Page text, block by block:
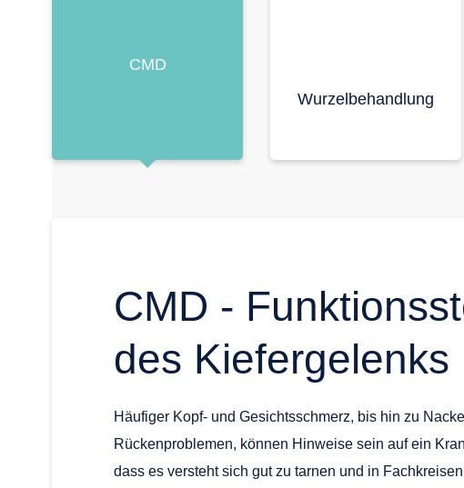
CMD
Wurzelbehandlung
CMD -
des Kiefergelenks
Häufiger Kopf- und Gesichtsschmerz, bis hin zu
Rückenproblemen, können Hinweise sein auf ein
dass es versteht sich gut zu tarnen und in Fachkreisen